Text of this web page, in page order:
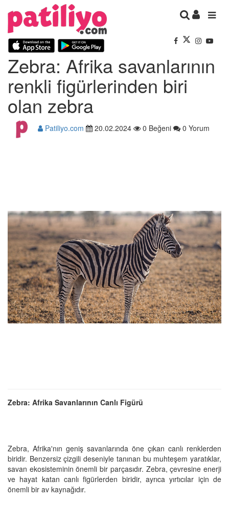
Zebra: Afrika savanlarının
renkli figürlerinden biri
olan zebra
Patiliyo.com 20.02.2024 0 Beğeni 0 Yorum
Zebra: Afrika Savanlarının Canlı Figürü
Zebra, Afrika'nın geniş savanlarında öne çıkan canlı renklerden
biridir. Benzersiz çizgili deseniyle tanınan bu muhteşem yaratıklar,
savan ekosisteminin önemli bir parçasıdır. Zebra, çevresine enerji
ve hayat katan canlı figürlerden biridir, ayrıca yırtıcılar için de
önemli bir av kaynağıdır.